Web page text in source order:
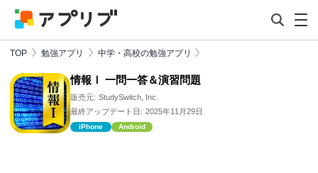
TOP 勉強アプリ 中学・高校の勉強アプリ
情報Ⅰ 一問一答＆演習問題
販売元: StudySwitch, Inc.
最終アップデート日: 2025年11月29日
iPhone Android